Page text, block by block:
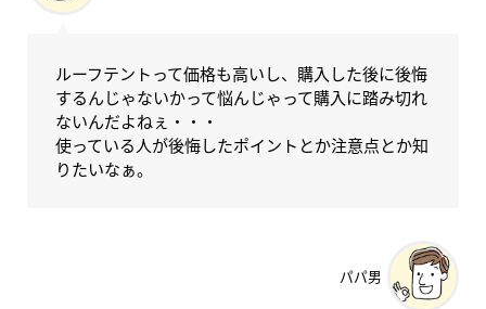
ルーフテントって価格も高いし、購入した後に後悔
するんじゃないかって悩んじゃって購入に踏み切れ
ないんだよねぇ・・・
使っている人が後悔したポイントとか注意点とか知
りたいなぁ。
パパ男